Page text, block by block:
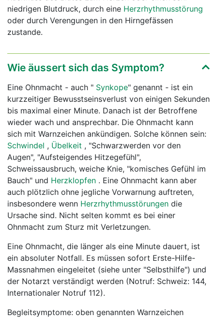
niedrigen Blutdruck, durch eine Herzrhythmusstörung
oder durch Verengungen in den Hirngefässen
zustande.
Wie äussert sich das Symptom?
Eine Ohnmacht - auch " Synkope" genannt - ist ein
kurzzeitiger Bewusstseinsverlust von einigen Sekunden
bis maximal einer Minute. Danach ist der Betroffene
wieder wach und ansprechbar. Die Ohnmacht kann
sich mit Warnzeichen ankündigen. Solche können sein:
Schwindel , Übelkeit , "Schwarzwerden vor den
Augen", "Aufsteigendes Hitzegefühl",
Schweissausbruch, weiche Knie, "komisches Gefühl im
Bauch" und Herzklopfen . Eine Ohnmacht kann aber
auch plötzlich ohne jegliche Vorwarnung auftreten,
insbesondere wenn Herzrhythmusstörungen die
Ursache sind. Nicht selten kommt es bei einer
Ohnmacht zum Sturz mit Verletzungen.
Eine Ohnmacht, die länger als eine Minute dauert, ist
ein absoluter Notfall. Es müssen sofort Erste-Hilfe-
Massnahmen eingeleitet (siehe unter "Selbsthilfe") und
der Notarzt verständigt werden (Notruf: Schweiz: 144,
Internationaler Notruf 112).
Begleitsymptome: oben genannten Warnzeichen